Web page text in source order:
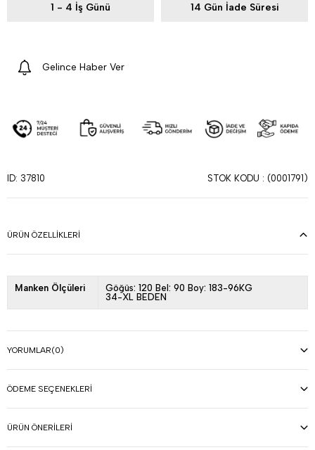
1 - 4 İş Günü
14 Gün İade Süresi
Gelince Haber Ver
ID: 37810 STOK KODU (0001791)
ÜRÜN ÖZELLIKLERI
Manken Ölçüleri
Göğüs: 120 Bel: 90 Boy: 183-96KG
34-XL BEDEN
YORUMLAR(0)
ÖDEME SEÇENEKLERI
ÜRÜN ÖNERILERI